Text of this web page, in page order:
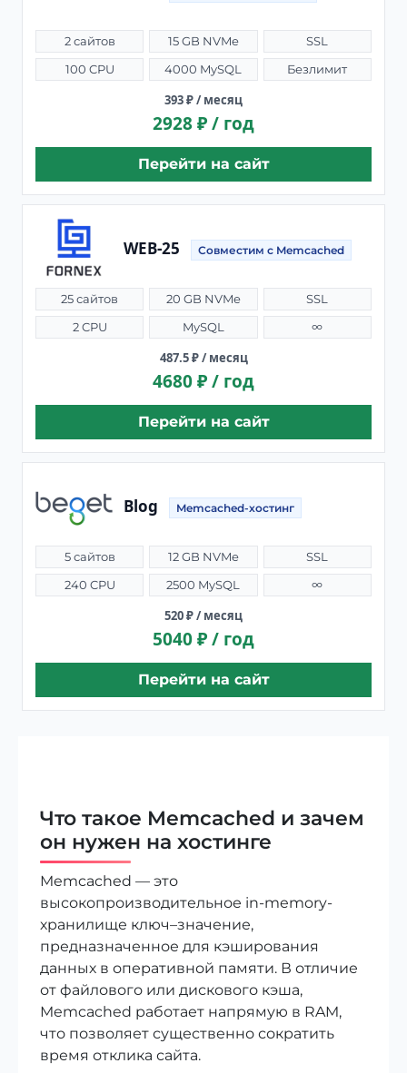
2 сайтов 15 GB NVMe
SSL
100 CPU
4000 MySQL Безлимит
393 ₽ / месяц
2928 ₽ / год
Перейти на сайт
WEB-25 Совместим с Memcached
25 сайтов 20 GB NVMe
SSL
2 CPU
MySQL ∞
487.5 ₽ / месяц
4680 ₽ / год
Перейти на сайт
Blog Memcached-хостинг
5 сайтов 12 GB NVMe
SSL
240 CPU
2500 MySQL ∞
520 ₽ / месяц
5040 ₽ / год
Перейти на сайт
Что такое Memcached и зачем
он нужен на хостинге
Memcached — это
высокопроизводительное in-memory-
хранилище ключ–значение,
предназначенное для кэширования
данных в оперативной памяти. В отличие
от файлового или дискового кэша,
Memcached работает напрямую в RAM,
что позволяет существенно сократить
время отклика сайта.